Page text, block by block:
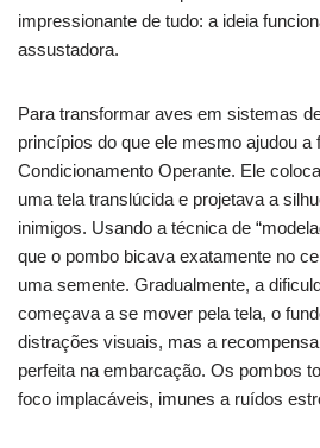
impressionante de tudo: a ideia
assustadora.
Para transformar aves em sistemas
princípios do que ele mesmo ajudou a
Condicionamento Operante. Ele
uma tela translúcida e projetava a
inimigos. Usando a técnica de
que o pombo bicava exatamente no
uma semente. Gradualmente, a
começava a se mover pela tela, o
distrações visuais, mas a
perfeita na embarcação. Os pombos
foco implacáveis, imunes a ruídos